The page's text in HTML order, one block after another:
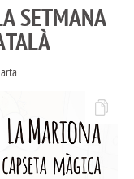
SETMANA